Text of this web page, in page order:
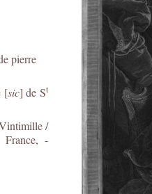
pierre
[sic] de St
/
-